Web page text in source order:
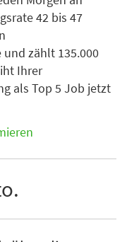
42 bis 47
zählt 135.000
Ihrer
als Top 5 Job jetzt